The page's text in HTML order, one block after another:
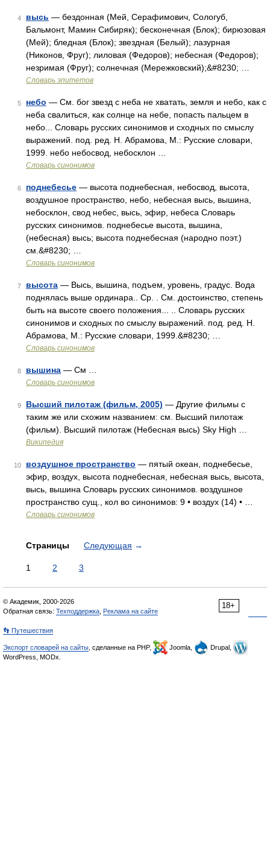
4 высь — бездонная (Мей, Серафимович, Сологуб,
Бальмонт, Мамин Сибиряк); бесконечная (Блок); бирюзовая
(Мей); бледная (Блок); звездная (Белый); лазурная
(Никонов, Фруг); лиловая (Федоров); небесная (Федоров);
незримая (Фруг); солнечная (Мережковский);&#8230; …
Словарь эпитетов
5 небо — См. бог звезд с неба не хватать, земля и небо, как с
неба свалиться, как солнце на небе, попасть пальцем в
небо... Словарь русских синонимов и сходных по смыслу
выражений. под. ред. Н. Абрамова, М.: Русские словари,
1999. небо небосвод, небосклон …
Словарь синонимов
6 поднебесье — высота поднебесная, небосвод, высота,
воздушное пространство, небо, небесная высь, вышина,
небосклон, свод небес, высь, эфир, небеса Словарь
русских синонимов. поднебесье высота, вышина,
(небесная) высь; высота поднебесная (народно поэт.)
см.&#8230; …
Словарь синонимов
7 высота — Высь, вышина, подъем, уровень, градус. Вода
поднялась выше ординара.. Ср. . См. достоинство, степень
быть на высоте своего положения... .. Словарь русских
синонимов и сходных по смыслу выражений. под. ред. Н.
Абрамова, М.: Русские словари, 1999.&#8230; …
Словарь синонимов
8 вышина — См …
Словарь синонимов
9 Высший пилотаж (фильм, 2005) — Другие фильмы с
таким же или схожим названием: см. Высший пилотаж
(фильм). Высший пилотаж (Небесная высь) Sky High …
Википедия
10 воздушное пространство — пятый океан, поднебесье,
эфир, воздух, высота поднебесная, небесная высь, высота,
высь, вышина Словарь русских синонимов. воздушное
пространство сущ., кол во синонимов: 9 • воздух (14) • …
Словарь синонимов
Страницы Следующая →
1 2 3
18+
© Академик, 2000-2026
Обратная связь: Техподдержка Реклама на сайте
👣 Путешествия
Экспорт словарей на сайты , сделанные на PHP, Joomla,
Drupal,
WordPress, MODx.